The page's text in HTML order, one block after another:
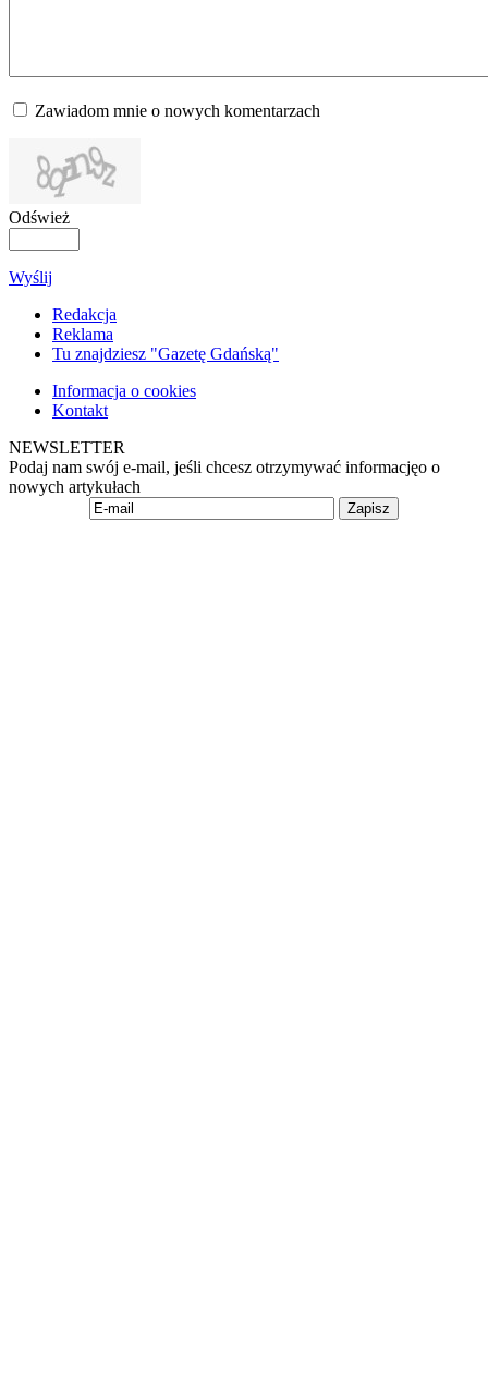
Zawiadom mnie o nowych komentarzach
Odśwież
Wyślij
Redakcja
Reklama
Tu znajdziesz "Gazetę Gdańską"
Informacja o cookies
Kontakt
NEWSLETTER
Podaj nam swój e-mail, jeśli chcesz otrzymywać informacjęo o
nowych artykułach
Zapisz